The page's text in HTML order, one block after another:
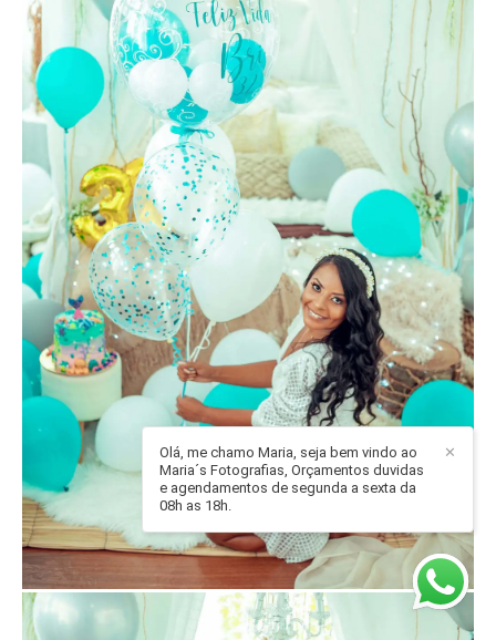
✕
Olá, me chamo Maria, seja bem vindo ao
Maria´s Fotografias, Orçamentos duvidas
e agendamentos de segunda a sexta da
08h as 18h.